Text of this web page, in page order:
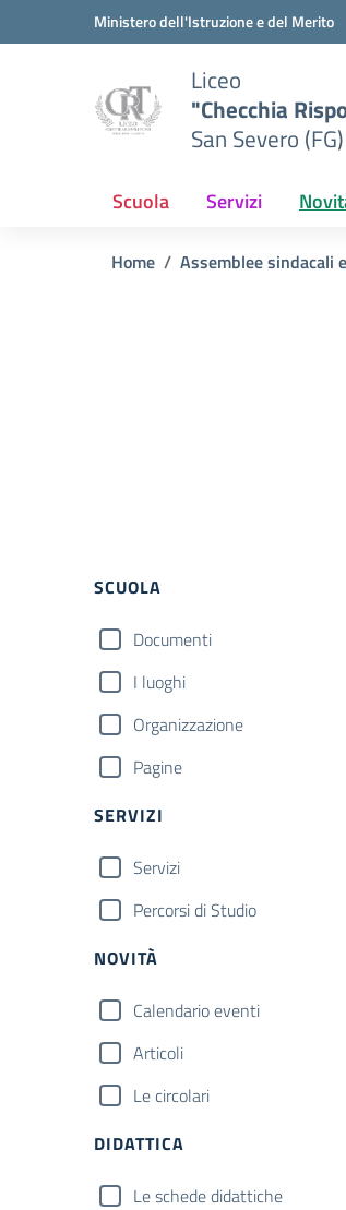
Vai ai contenuti
Vai al menu di navigazioneMinistero dell'Istruzione e del Merito
Liceo
"Checchia
San Severo (FG)
Scuola Servizi
Home Assemblee sindacali
Filtri
SCUOLA
Documenti
I luoghi
Organizzazione
Pagine
SERVIZI
Servizi
Percorsi di Studio
NOVITÀ
Calendario eventi
Articoli
Le circolari
DIDATTICA
Le schede didattiche